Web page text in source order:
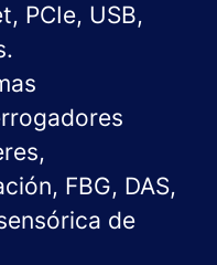
PCIe, USB,
FBG, DAS,
de